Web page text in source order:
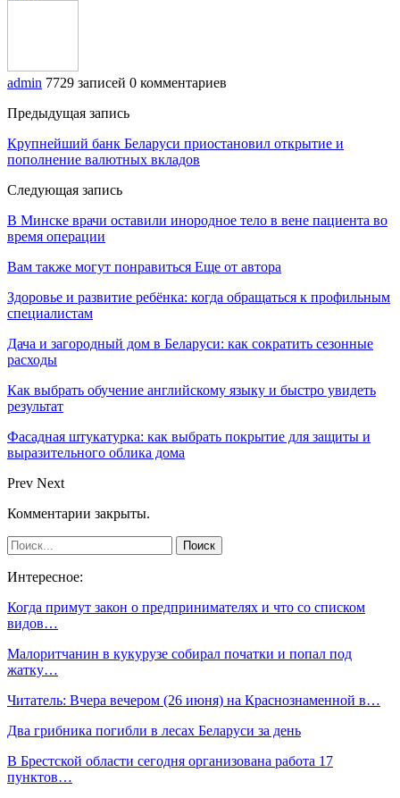
admin 7729 записей 0 комментариев
Предыдущая запись
Крупнейший банк Беларуси приостановил открытие и
пополнение валютных вкладов
Следующая запись
В Минске врачи оставили инородное тело в вене пациента во
время операции
Вам также могут понравиться Еще от автора
Здоровье и развитие ребёнка: когда обращаться к профильным
специалистам
Дача и загородный дом в Беларуси: как сократить сезонные
расходы
Как выбрать обучение английскому языку и быстро увидеть
результат
Фасадная штукатурка: как выбрать покрытие для защиты и
выразительного облика дома
Prev Next
Комментарии закрыты.
Интересное:
Когда примут закон о предпринимателях и что со списком
видов…
Малоритчанин в кукурузе собирал початки и попал под
жатку…
Читатель: Вчера вечером (26 июня) на Краснознаменной в…
Два грибника погибли в лесах Беларуси за день
В Брестской области сегодня организована работа 17
пунктов…